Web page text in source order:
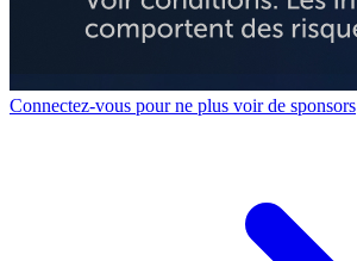
Connectez-vous pour ne plus voir de sponsors